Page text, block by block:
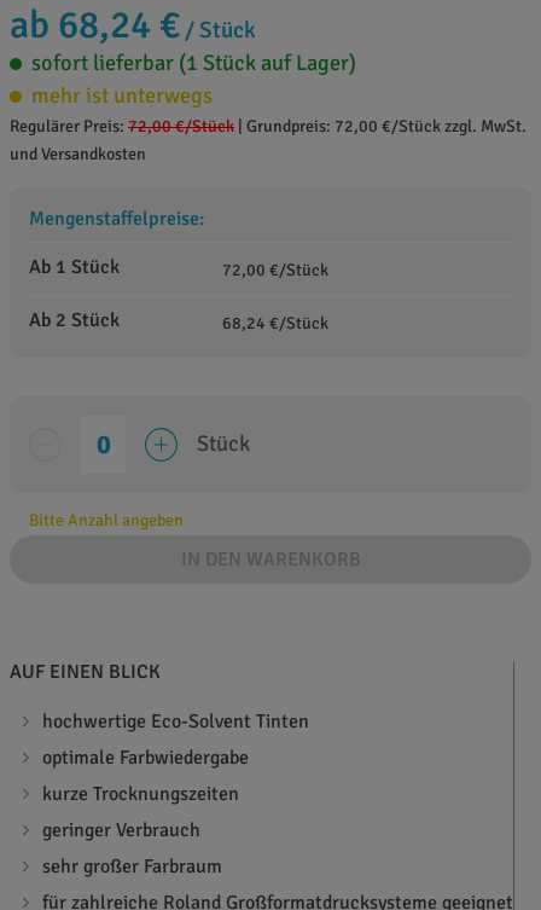
ab 68,24 € / Stück
sofort lieferbar (1 Stück auf Lager)
mehr ist unterwegs
Regulärer Preis: 72,00 €/Stück Grundpreis: 72,00 €/Stück zzgl. MwSt.
und Versandkosten
Mengenstaffelpreise:
Ab 1 Stück
72,00 €/Stück
Ab 2 Stück 68,24 €/Stück
Stück
Bitte Anzahl angeben
IN DEN WARENKORB
AUF EINEN BLICK
hochwertige Eco-Solvent Tinten
optimale Farbwiedergabe
kurze Trocknungszeiten
geringer Verbrauch
sehr großer Farbraum
für zahlreiche Roland Großformatdrucksysteme geeignet